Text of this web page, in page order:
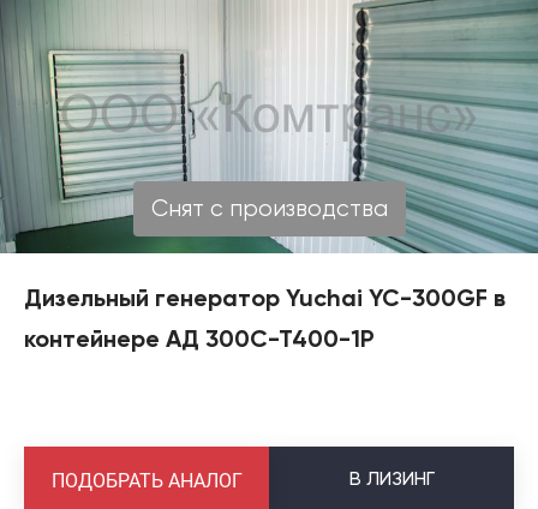
Снят с производства
Дизельный генератор Yuchai YC-300GF в
контейнере АД 300С-Т400-1Р
В ЛИЗИНГ
ПОДОБРАТЬ АНАЛОГ